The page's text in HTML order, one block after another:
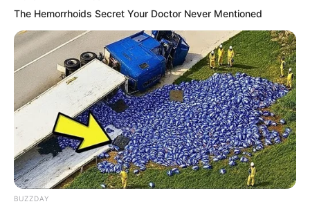
The Hemorrhoids Secret Your Doctor Never Mentioned
BUZZDAY